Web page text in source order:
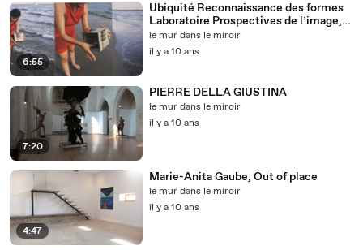
6:55
Ubiquité Reconnaissance des formes
Laboratoire Prospectives de l’image,
École nationale supérieure de la
photographie
le mur dans le miroir
il y a 10 ans
7:20
PIERRE DELLA GIUSTINA
le mur dans le miroir
il y a 10 ans
4:47
Marie-Anita Gaube, Out of place
le mur dans le miroir
il y a 10 ans